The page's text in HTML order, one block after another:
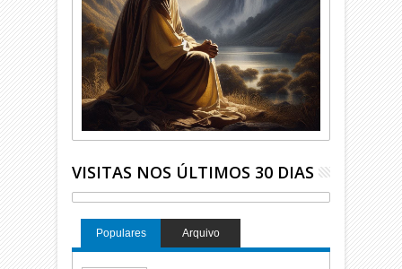
VISITAS NOS ÚLTIMOS 30 DIAS
Populares Arquivo